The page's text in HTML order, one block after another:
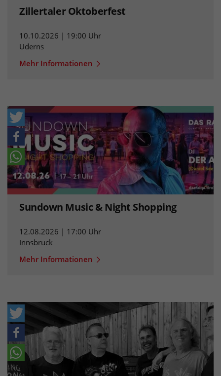
Zillertaler Oktoberfest
10.10.2026 | 19:00 Uhr
Uderns
Mehr Informationen
Sundown Music & Night Shopping
12.08.2026 | 17:00 Uhr
Innsbruck
Mehr Informationen